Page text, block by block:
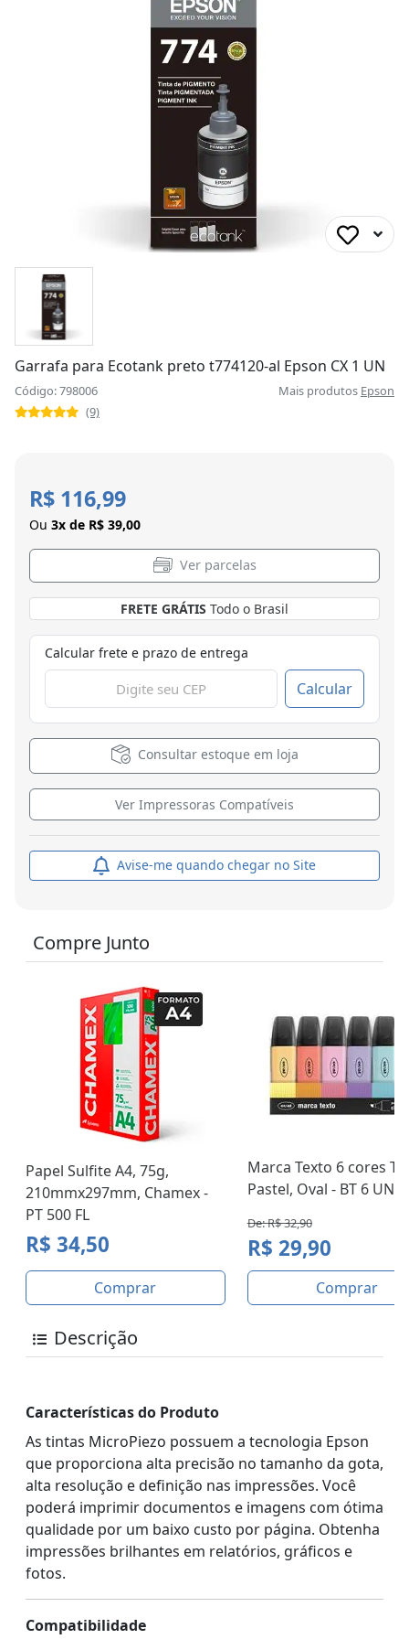
Garrafa para Ecotank preto t774120-al Epson CX 1 UN
Código: 798006 Mais produtos Epson
(9)
R$ 116,99
Ou 3x de R$ 39,00
Ver parcelas
FRETE GRÁTIS Todo o Brasil
Calcular frete e prazo de entrega
Calcular
Consultar estoque em loja
Ver Impressoras Compatíveis
Avise-me quando chegar no Site
Compre Junto
Papel Sulfite A4, 75g,
210mmx297mm, Chamex -
PT 500 FL
R$ 34,50
Comprar
Marca Texto 6 cores
Pastel, Oval - BT 6 UN
De: R$ 32,90
R$ 29,90
Comprar
Descrição
Características do Produto
As tintas MicroPiezo possuem a tecnologia Epson
que proporciona alta precisão no tamanho da gota,
alta resolução e definição nas impressões. Você
poderá imprimir documentos e imagens com ótima
qualidade por um baixo custo por página. Obtenha
impressões brilhantes em relatórios, gráficos e
fotos.
Compatibilidade